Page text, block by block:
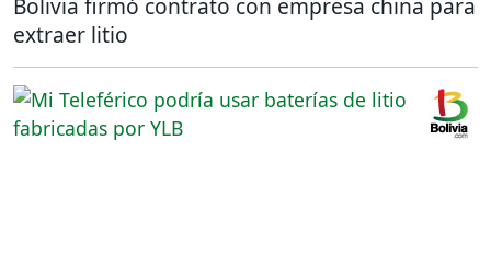
Bolivia firmó contrato con empresa china para
extraer litio